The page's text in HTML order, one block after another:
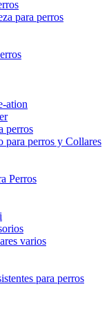
para perros
ation
perros
para perros y Collares
Perros
varios
para perros